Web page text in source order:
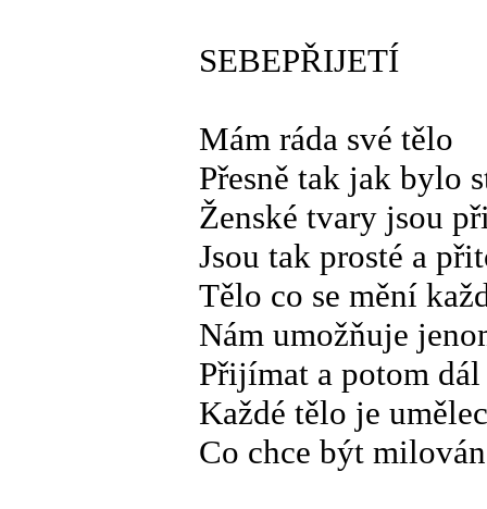
SEBEPŘIJETÍ
Mám ráda své tělo
Přesně tak jak bylo
Ženské tvary jsou
Jsou tak prosté a
Tělo co se mění
Nám umožňuje
Přijímat a potom
Každé tělo je
Co chce být